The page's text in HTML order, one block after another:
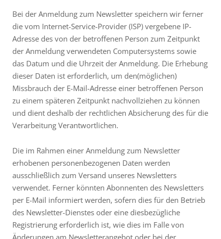
Bei der Anmeldung zum Newsletter speichern wir ferner
die vom Internet-Service-Provider (ISP) vergebene IP-
Adresse des von der betroffenen Person zum Zeitpunkt
der Anmeldung verwendeten Computersystems sowie
das Datum und die Uhrzeit der Anmeldung. Die Erhebung
dieser Daten ist erforderlich, um den(möglichen)
Missbrauch der E-Mail-Adresse einer betroffenen Person
zu einem späteren Zeitpunkt nachvollziehen zu können
und dient deshalb der rechtlichen Absicherung des für die
Verarbeitung Verantwortlichen.
Die im Rahmen einer Anmeldung zum Newsletter
erhobenen personenbezogenen Daten werden
ausschließlich zum Versand unseres Newsletters
verwendet. Ferner könnten Abonnenten des Newsletters
per E-Mail informiert werden, sofern dies für den Betrieb
des Newsletter-Dienstes oder eine diesbezügliche
Registrierung erforderlich ist, wie dies im Falle von
Änderungen am Newsletterangebot oder bei der